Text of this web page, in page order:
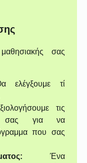
σας
ελέγξουμε τί
τις
σας για να
που σας
Ένα